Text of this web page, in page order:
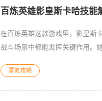
百炼英雄影皇斯卡哈技能
在百炼英雄这款游戏里，影皇斯
战斗场景中都能发挥关键作用。
零氪攻略